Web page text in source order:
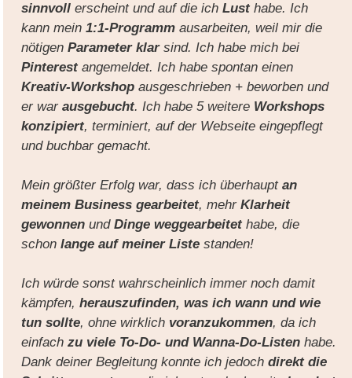
sinnvollerscheint und auf die ich Lusthabe. Ich
kann mein 1:1-Programmausarbeiten, weil mir die
nötigen Parameter klarsind. Ich habe mich bei
Pinterestangemeldet. Ich habe spontan einen
Kreativ-Workshopausgeschrieben + beworben und
er war ausgebucht. Ich habe 5 weitere Workshops
konzipiert, terminiert, auf der Webseite eingepflegt
und buchbar gemacht.
Mein größter Erfolg war, dass ich überhaupt an
meinem Business gearbeitet, mehr Klarheit
gewonnenund Dinge weggearbeitethabe, die
schon lange auf meiner Listestanden!
Ich würde sonst wahrscheinlich immer noch damit
kämpfen, herauszufinden, was ich wann und wie
tun sollte, ohne wirklich voranzukommen, da ich
einfach zu viele To-Do- und Wanna-Do-Listenhabe.
Dank deiner Begleitung konnte ich jedoch direkt die